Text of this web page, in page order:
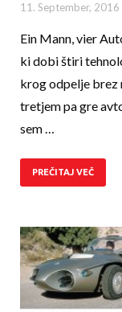
11. September, 2016
Ein Mann, vier
ki dobi štiri
krog odpelje brez
tretjem pa gre
sem …
PREČITAJ VEČ